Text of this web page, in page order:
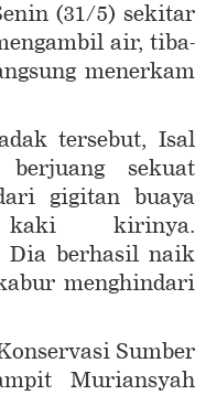
(31/5) sekitar
air, tiba-
menerkam
tersebut, Isal
sekuat
gigitan buaya
kirinya.
Dia berhasil naik
menghindari
Sumber
Muriansyah